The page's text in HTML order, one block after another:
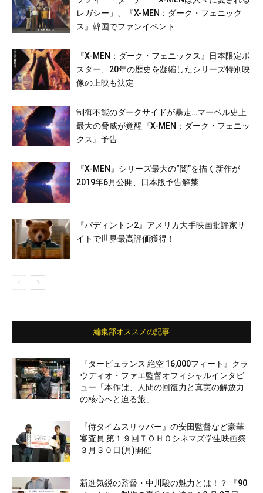
レガシー」、『X-MEN：ダーク・フェニック
ス』韓国でファンイベント
『X-MEN：ダーク・フェニックス』日本限定ポ
スター、20年の歴史を凝縮したシリーズ特別映
像の上映も決定
制御不能のダークサイドが暴走…マーベル史上
最大の脅威が覚醒『X-MEN：ダーク・フェニッ
クス』予告
『X-MEN』シリーズ最⼤の“闇”を描く新作が
2019年6月公開、日本版予告解禁
『パディントン2』アメリカ大手映画批評家サ
イトで世界最高評価獲得！
編集部オススメの記事
『タービュランス 絶空 16,000フィート』クラ
ウディオ・ファエ監督オフィシャルインタビ
ュー「本作は、人間の回復力と真実の解放力
の核心へと迫る旅」
『侍タイムスリッパー』の安田監督など豪華
審査員 第１９回ＴＯＨＯシネマズ学生映画祭
３月３０日(月)開催
新進気鋭の監督・中川駿の魅力とは！？ 『90